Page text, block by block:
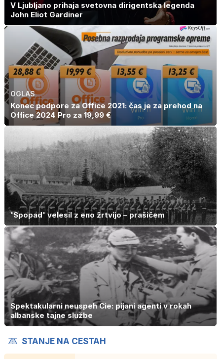
V Ljubljano prihaja svetovna dirigentska legenda
John Eliot Gardiner
OGLAS
Konec podpore za Office 2021: čas je za prehod na
Office 2024 Pro za 19,99 €
'Spopad' velesil z eno žrtvijo – prašičem
Spektakularni neuspeh Cie: pijani agenti v rokah
albanske tajne službe
STANJE NA CESTAH